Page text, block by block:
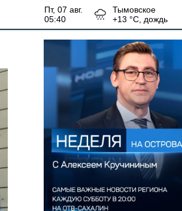
пт, 07 авг.
05:40
Тымовское
+13 °С, дождь